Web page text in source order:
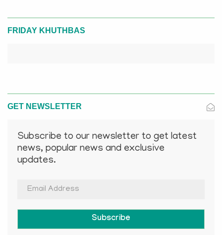
FRIDAY KHUTHBAS
GET NEWSLETTER
Subscribe to our newsletter to get latest
news, popular news and exclusive
updates.
Subscribe